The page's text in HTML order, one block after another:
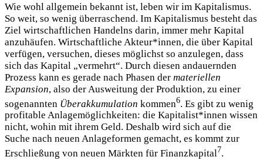
Wie wohl allgemein bekannt ist, leben wir im Kapitalismus.
So weit, so wenig überraschend. Im Kapitalismus besteht das
Ziel wirtschaftlichen Handelns darin, immer mehr Kapital
anzuhäufen. Wirtschaftliche Akteur*innen, die über Kapital
verfügen, versuchen, dieses möglichst so anzulegen, dass
sich das Kapital „vermehrt“. Durch diesen andauernden
Prozess kann es gerade nach Phasen der materiellen
Expansion, also der Ausweitung der Produktion, zu einer
sogenannten Überakkumulation kommen6. Es gibt zu wenig
profitable Anlagemöglichkeiten: die Kapitalist*innen wissen
nicht, wohin mit ihrem Geld. Deshalb wird sich auf die
Suche nach neuen Anlageformen gemacht, es kommt zur
Erschließung von neuen Märkten für Finanzkapital7.